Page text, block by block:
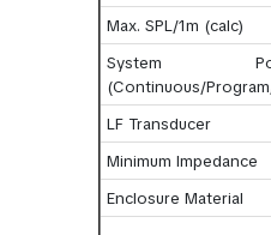
Max. SPL/1m (calc)
System
(Continuous/
LF Transducer
Minimum Impedance
Enclosure Material